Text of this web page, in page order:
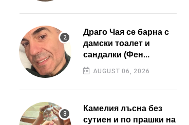
Драго Чая се барна с
дамски тоалет и
сандалки (Фен...
AUGUST 06, 2026
Камелия лъсна без
сутиен и по прашки на